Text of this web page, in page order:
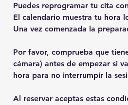
Puedes reprogramar tu cita
El calendario muestra tu hora
Una vez comenzada la
Por favor, comprueba que
cámara) antes de empezar si
hora para no interrumpir la
Al reservar aceptas estas